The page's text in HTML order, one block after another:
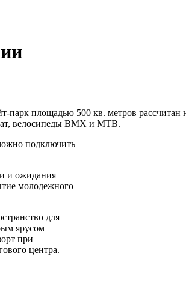
площадью 500 кв. метров рассчитан
подключить
и ожидания
молодежного
для
ярусом
при
центра.